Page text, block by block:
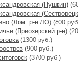
(Пушкин)
(Лом. р-н ЛО) (800
(Приозерский р-н)
(1300 руб.)
(900 руб.)
(3700 руб.)